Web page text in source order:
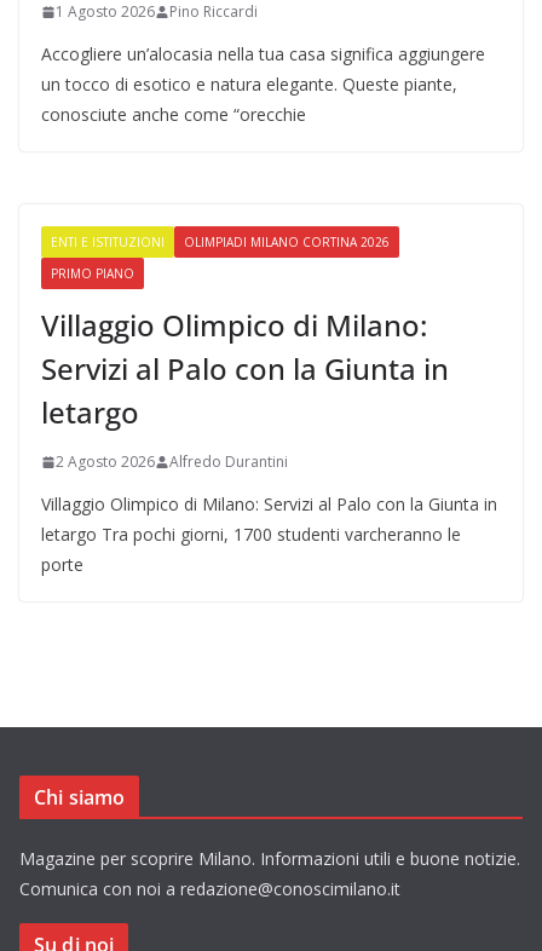
1 Agosto 2026 Pino Riccardi
Accogliere un’alocasia nella tua casa significa aggiungere
un tocco di esotico e natura elegante. Queste piante,
conosciute anche come “orecchie
ENTI E ISTITUZIONI
OLIMPIADI MILANO CORTINA 2026
PRIMO PIANO
Villaggio Olimpico di Milano:
Servizi al Palo con la Giunta in
letargo
2 Agosto 2026 Alfredo Durantini
Villaggio Olimpico di Milano: Servizi al Palo con la Giunta in
letargo Tra pochi giorni, 1700 studenti varcheranno le
porte
Chi siamo
Magazine per scoprire Milano. Informazioni utili e buone notizie.
Comunica con noi a redazione@conoscimilano.it
Su di noi